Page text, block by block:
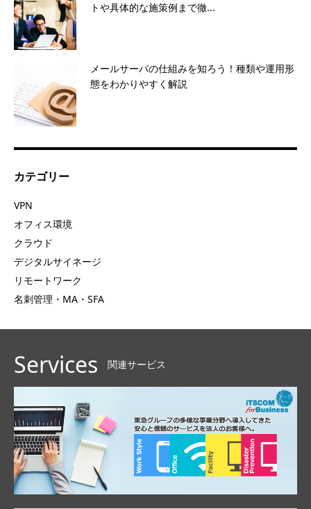
トや具体的な施策例まで徹...
メールサーバの仕組みを知ろう！種類や運用形
態をわかりやすく解説
カテゴリー
VPN
オフィス環境
クラウド
デジタルサイネージ
リモートワーク
名刺管理・MA・SFA
Services 関連サービス